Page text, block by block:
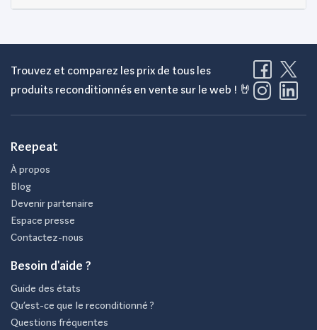
Trouvez et comparez les prix de tous les
produits reconditionnés en vente sur le web ! 🤘
Reepeat
À propos
Blog
Devenir partenaire
Espace presse
Contactez-nous
Besoin d'aide ?
Guide des états
Qu’est-ce que le reconditionné ?
Questions fréquentes